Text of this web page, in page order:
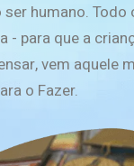
humano. Todo
para que a
vem aquele
o Fazer.